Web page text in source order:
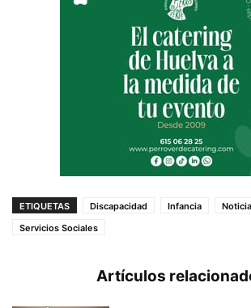
ETIQUETAS Discapacidad Infancia
Servicios Sociales
Artículos